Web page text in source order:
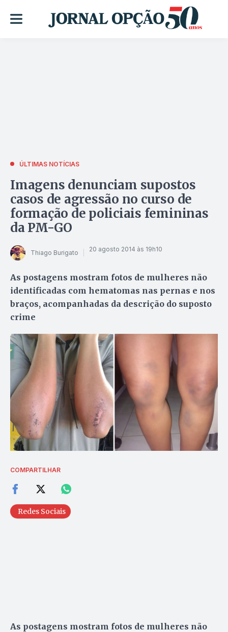
ÚLTIMAS NOTÍCIAS
Imagens denunciam supostos
casos de agressão no curso de
formação de policiais femininas
da PM-GO
Thiago Burigato 20 agosto 2014 às 19h10
As postagens mostram fotos de mulheres não
identificadas com hematomas nas pernas e nos
braços, acompanhadas da descrição do suposto
crime
COMPARTILHAR
Redes Sociais
As postagens mostram fotos de mulheres não